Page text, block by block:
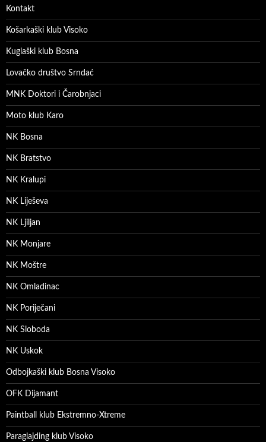
Kontakt
Košarkaški klub Visoko
Kuglaški klub Bosna
Lovačko društvo Srndać
MNK Doktori i Čarobnjaci
Moto klub Karo
NK Bosna
NK Bratstvo
NK Kralupi
NK Liješeva
NK Ljiljan
NK Monjare
NK Moštre
NK Omladinac
NK Poriječani
NK Sloboda
NK Uskok
Odbojkaški klub Bosna Visoko
OFK Dijamant
Paintball klub Ekstremno-Xtreme
Paraglajding klub Visoko